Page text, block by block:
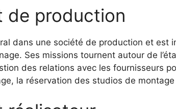
de production
dans une société de production et est
Ses missions tournent autour de
des relations avec les fournisseurs
la réservation des studios de